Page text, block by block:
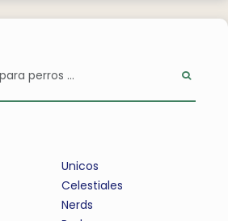
Unicos
Celestiales
Nerds